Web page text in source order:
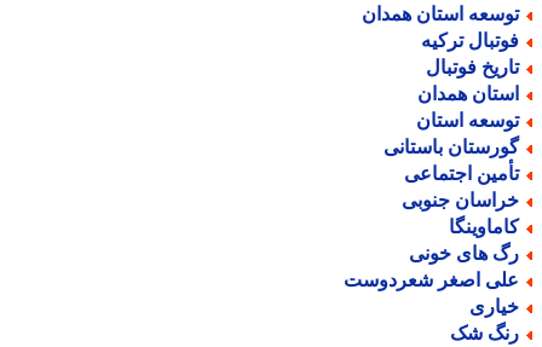
استان همدان
ترکیه
فوتبال
همدان
استان
باستانی
اجتماعی
جنوبی
های خونی
اصغر شعردوست
شک